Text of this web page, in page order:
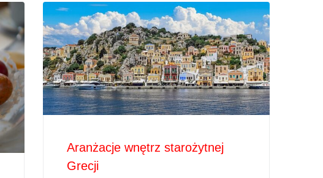
Aranżacje wnętrz starożytnej
Grecji